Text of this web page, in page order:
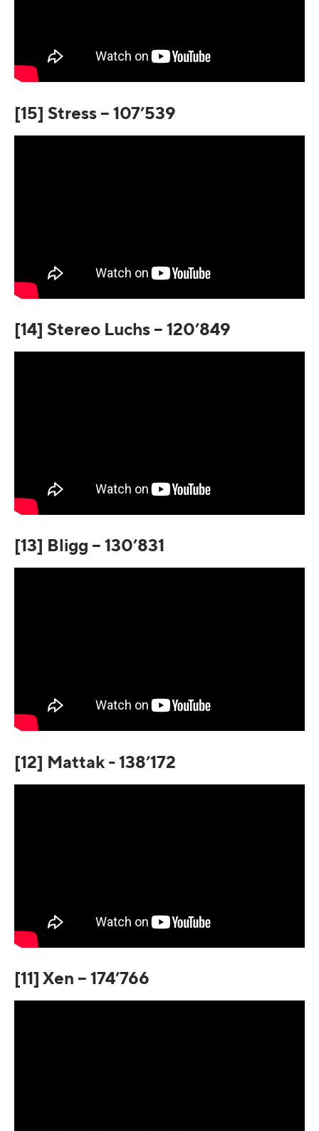
[15] Stress – 107’539
[14] Stereo Luchs – 120’849
[13] Bligg – 130’831
[12] Mattak - 138’172
[11] Xen – 174’766